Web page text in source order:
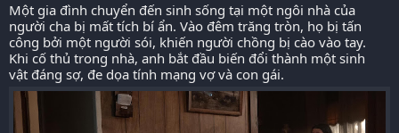
Một gia đình chuyển đến sinh sống tại một ngôi nhà của
người cha bị mất tích bí ẩn. Vào đêm trăng tròn, họ bị tấn
công bởi một người sói, khiến người chồng bị cào vào tay.
Khi cố thủ trong nhà, anh bắt đầu biến đổi thành một sinh
vật đáng sợ, đe dọa tính mạng vợ và con gái.